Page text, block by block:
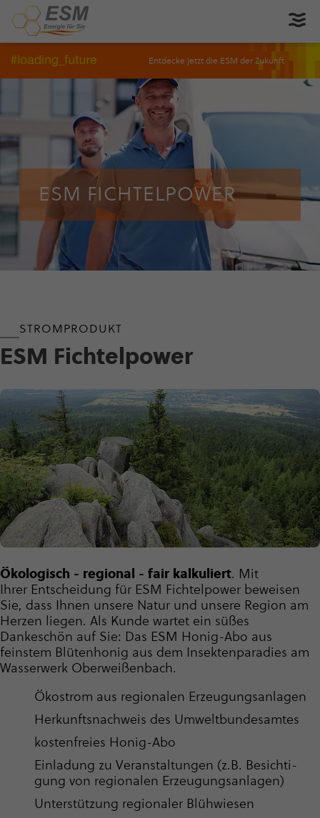
Entdecke jetzt die ESM der Zukunft
ESM FICH­TEL­POWER
STROMPRODUKT
ESM Fich­tel­power
Ökologisch - regional - fair kalkuliert. Mit
Ihrer Entscheidung für ESM Fichtelpower beweisen
Sie, dass Ihnen unsere Natur und unsere Region am
Herzen liegen. Als Kunde wartet ein süßes
Dankeschön auf Sie: Das ESM Honig-Abo aus
feinstem Blütenhonig aus dem Insek­ten­pa­ra­dies am
Wasserwerk Oberweißenbach.
Ökostrom aus regio­na­len Erzeu­gungs­an­la­gen
Her­kunfts­nach­weis des Umwelt­bun­des­am­tes
kos­ten­freies Honig-Abo
Einladung zu Ver­an­stal­tun­gen (z.B. Besich­ti­
gung von regio­na­len Erzeu­gungs­an­la­gen)
Unter­stüt­zung regio­na­ler Blüh­wie­sen